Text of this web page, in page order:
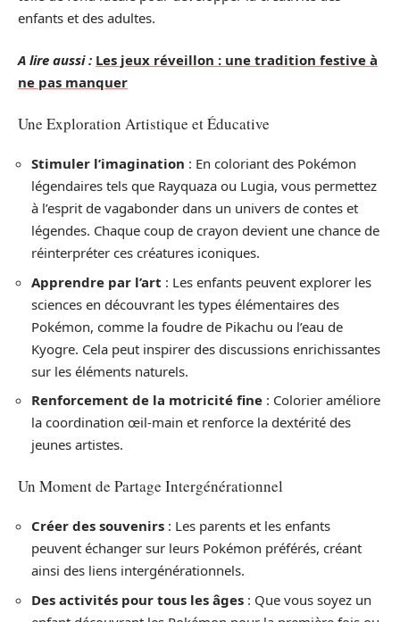
enfants et des adultes.
A lire aussi : Les jeux réveillon : une tradition festive à
ne pas manquer
Une Exploration Artistique et Éducative
Stimuler l’imagination : En coloriant des Pokémon
légendaires tels que Rayquaza ou Lugia, vous permettez
à l’esprit de vagabonder dans un univers de contes et
légendes. Chaque coup de crayon devient une chance de
réinterpréter ces créatures iconiques.
Apprendre par l’art : Les enfants peuvent explorer les
sciences en découvrant les types élémentaires des
Pokémon, comme la foudre de Pikachu ou l’eau de
Kyogre. Cela peut inspirer des discussions enrichissantes
sur les éléments naturels.
Renforcement de la motricité fine : Colorier améliore
la coordination œil-main et renforce la dextérité des
jeunes artistes.
Un Moment de Partage Intergénérationnel
Créer des souvenirs : Les parents et les enfants
peuvent échanger sur leurs Pokémon préférés, créant
ainsi des liens intergénérationnels.
Des activités pour tous les âges : Que vous soyez un